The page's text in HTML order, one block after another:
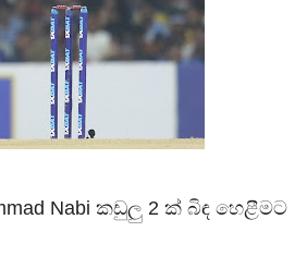
Nabi කඩුලු 2 ක් බිඳ හෙළීමට